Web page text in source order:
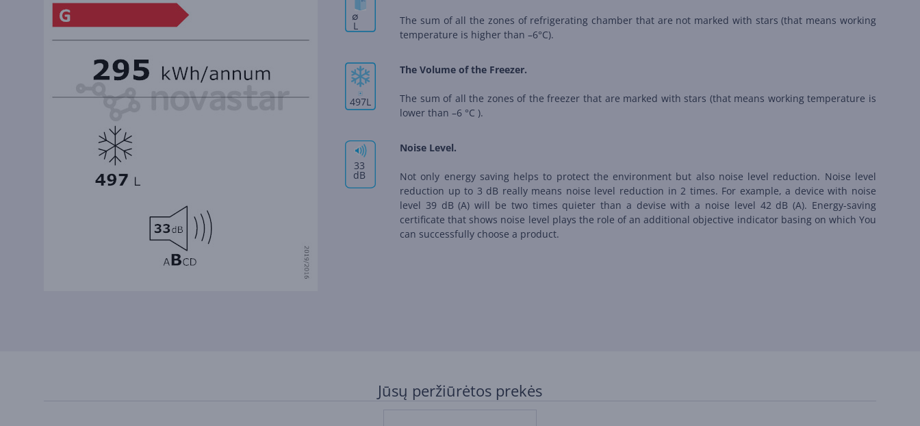
∅
L
The sum of all the zones of refrigerating chamber that are not marked with stars (that means working
temperature is higher than –6°C).
497L
The Volume of the Freezer.
The sum of all the zones of the freezer that are marked with stars (that means working temperature is
lower than –6 °C ).
33
dB
Noise Level.
Not only energy saving helps to protect the environment but also noise level reduction. Noise level
reduction up to 3 dB really means noise level reduction in 2 times. For example, a device with noise
level 39 dB (А) will be two times quieter than a devise with a noise level 42 dB (А). Energy-saving
certificate that shows noise level plays the role of an additional objective indicator basing on which You
can successfully choose a product.
Jūsų peržiūrėtos prekės